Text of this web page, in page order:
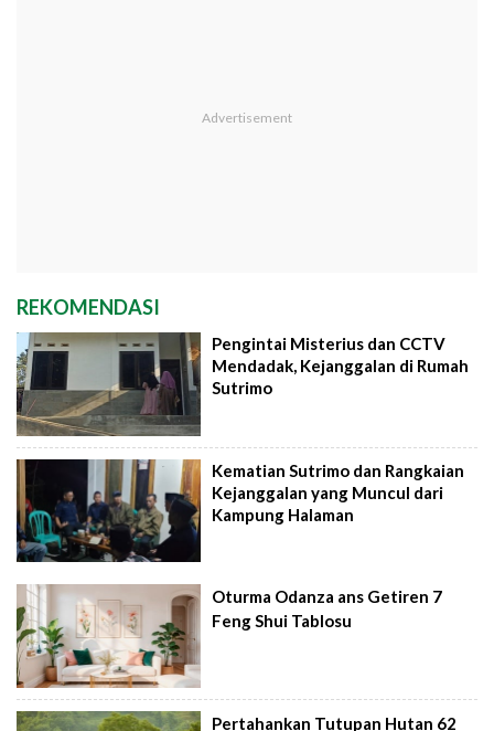
REKOMENDASI
Pengintai Misterius dan CCTV
Mendadak, Kejanggalan di Rumah
Sutrimo
Kematian Sutrimo dan Rangkaian
Kejanggalan yang Muncul dari
Kampung Halaman
Oturma Odanza ans Getiren 7
Feng Shui Tablosu
Pertahankan Tutupan Hutan 62